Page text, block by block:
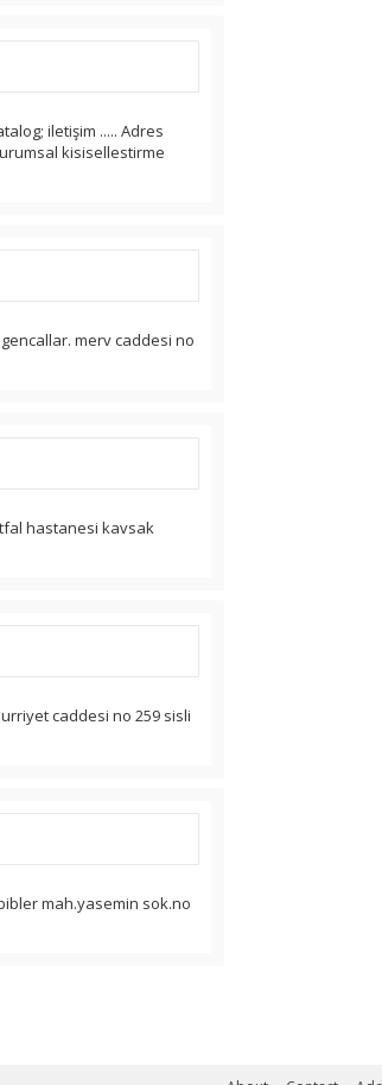
iletişim ..... Adres
kisisellestirme
merv caddesi no
hastanesi kavsak
caddesi no 259 sisli
mah.yasemin sok.no